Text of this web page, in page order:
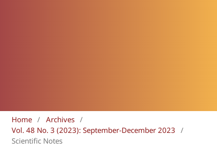
Home / Archives /
Vol. 48 No. 3 (2023): September-December 2023
/
Scientific Notes